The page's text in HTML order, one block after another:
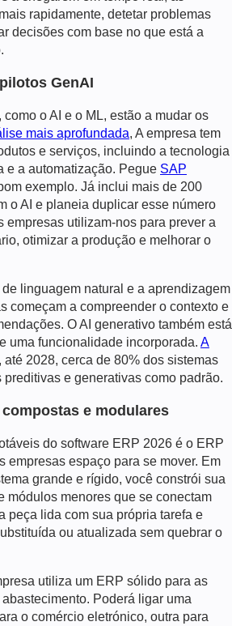
rapidamente, detetar problemas
decisões com base no que está a
GenAI
o AI e o ML, estão a mudar os
mais aprofundada, A empresa tem
e serviços, incluindo a tecnologia
e a automatização. Pegue SAP
exemplo. Já inclui mais de 200
o AI e planeia duplicar esse número
empresas utilizam-nos para prever a
otimizar a produção e melhorar o
linguagem natural e a aprendizagem
começam a compreender o contexto e
O AI generativo também está
uma funcionalidade incorporada. A
até 2028, cerca de 80% dos sistemas
e generativas como padrão.
e modulares
do software ERP 2026 é o ERP
empresas espaço para se mover. Em
grande e rígido, você constrói sua
módulos menores que se conectam
peça lida com sua própria tarefa e
ou atualizada sem quebrar o
utiliza um ERP sólido para as
Poderá ligar uma
o comércio eletrónico, outra para